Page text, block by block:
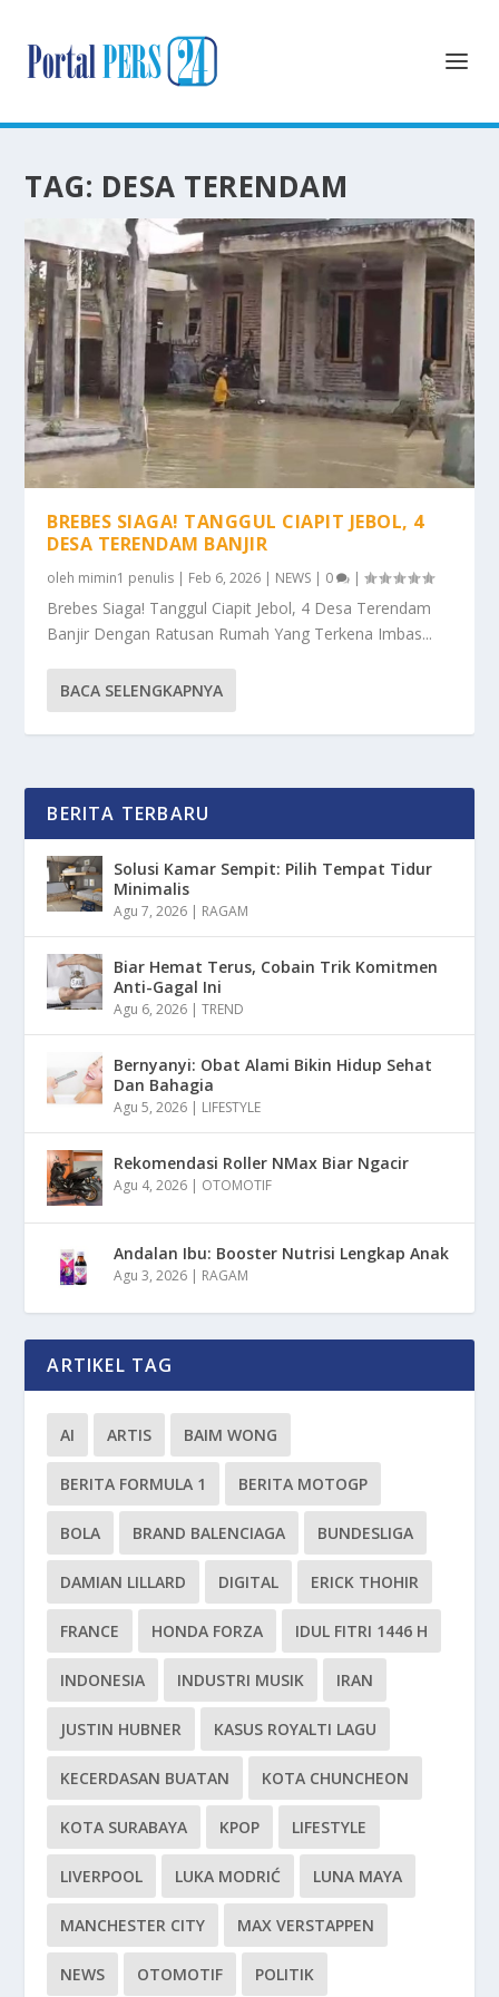
TAG: DESA TERENDAM
BREBES SIAGA! TANGGUL CIAPIT JEBOL, 4
DESA TERENDAM BANJIR
oleh mimin1 penulis | Feb 6, 2026 | NEWS | 0 |
Brebes Siaga! Tanggul Ciapit Jebol, 4 Desa Terendam
Banjir Dengan Ratusan Rumah Yang Terkena Imbas...
BACA SELENGKAPNYA
BERITA TERBARU
Solusi Kamar Sempit: Pilih Tempat Tidur
Minimalis
Agu 7, 2026 | RAGAM
Biar Hemat Terus, Cobain Trik Komitmen
Anti-Gagal Ini
Agu 6, 2026 |TREND
Bernyanyi: Obat Alami Bikin Hidup Sehat
Dan Bahagia
Agu 5, 2026 | LIFESTYLE
Rekomendasi Roller NMax Biar Ngacir
Agu 4, 2026 | OTOMOTIF
Andalan Ibu: Booster Nutrisi Lengkap Anak
Agu 3, 2026 | RAGAM
ARTIKEL TAG
AI ARTIS BAIM WONG
BERITA FORMULA 1 BERITA MOTOGP
BOLA BRAND BALENCIAGA BUNDESLIGA
DAMIAN LILLARD DIGITAL ERICK THOHIR
FRANCE HONDA FORZA IDUL FITRI 1446 H
INDONESIA INDUSTRI MUSIK IRAN
JUSTIN HUBNER KASUS ROYALTI LAGU
KECERDASAN BUATAN KOTA CHUNCHEON
KOTA SURABAYA KPOP LIFESTYLE
LIVERPOOL LUKA MODRIĆ LUNA MAYA
MANCHESTER CITY MAX VERSTAPPEN
NEWS OTOMOTIF POLITIK